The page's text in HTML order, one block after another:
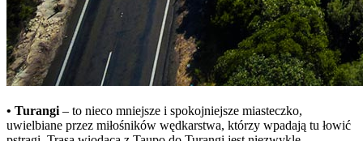
• Turangi – to nieco mniejsze i spokojniejsze miasteczko,
uwielbiane przez miłośników wędkarstwa, którzy wpadają tu łowić